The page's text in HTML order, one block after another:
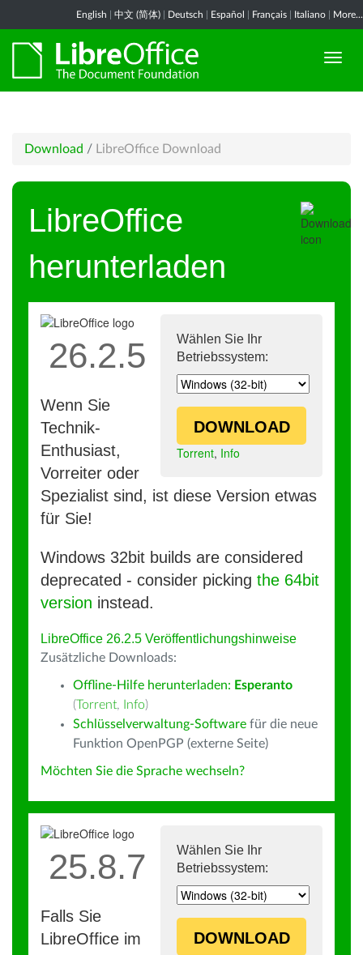
English 中文 (简体) Deutsch Español Français Italiano More...
Download / LibreOffice Download
LibreOffice
herunterladen
Wählen Sie Ihr
Betriebssystem:
DOWNLOAD
Torrent, Info
26.2.5
Wenn Sie
Technik-
Enthusiast,
Vorreiter oder
Spezialist sind, ist diese Version etwas
für Sie!
Windows 32bit builds are considered
deprecated - consider picking the 64bit
version instead.
LibreOffice 26.2.5 Veröffentlichungshinweise
Zusätzliche Downloads:
Offline-Hilfe herunterladen: Esperanto
(Torrent, Info)
Schlüsselverwaltung-Software für die neue
Funktion OpenPGP (externe Seite)
Möchten Sie die Sprache wechseln?
Wählen Sie Ihr
Betriebssystem:
DOWNLOAD
25.8.7
Falls Sie
LibreOffice im